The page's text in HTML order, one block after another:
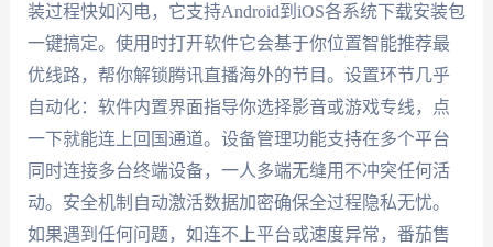
装过程快如闪电，它支持Android到iOS各系统下载安装包
一键搞定。使用时打开软件它会基于你位置智能推荐最
优线路，帮你解锁腾讯直播海外的节目。设置环节几乎
自动化：软件内置界面指导你选择影音或游戏专线，点
一下就能连上回国通道。设备管理功能支持在多个平台
同时连接多台终端设备，一人多端无缝用不冲突任何活
动。安全机制自动激活数据加密确保全过程隐私无忧。
如果遇到任何问题，如连不上平台或速度异常，番茄售